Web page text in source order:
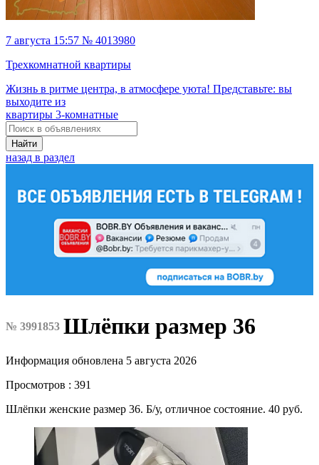
7 августа 15:57 № 4013980
Трехкомнатной квартиры
Жизнь в ритме центра, в атмосфере уюта! Представьте: вы
выходите из
квартиры 3-комнатные
Найти
назад в раздел
№ 3991853 Шлёпки размер 36
Информация обновлена 5 августа 2026
Просмотров : 391
Шлёпки женские размер 36. Б/у, отличное состояние. 40 руб.